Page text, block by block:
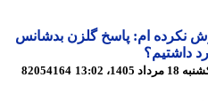
ام: پاسخ گلزن بدشانس
82054164